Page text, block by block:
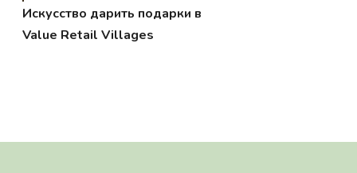
Искусство дарить подарки в
Value Retail Villages